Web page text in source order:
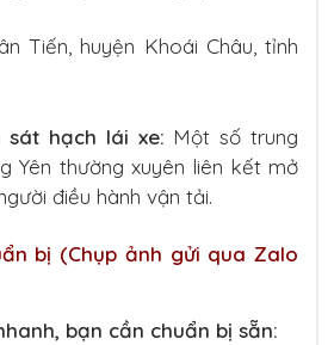
Tiến, huyện Khoái Châu, tỉnh
hạch lái xe: Một số trung
Yên thường xuyên liên kết mở
điều hành vận tải.
bị (Chụp ảnh gửi qua Zalo
bạn cần chuẩn bị sẵn: